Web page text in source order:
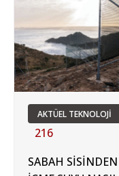
AKTÜEL TEKNOLOJİ
216
SABAH SİSİNDEN